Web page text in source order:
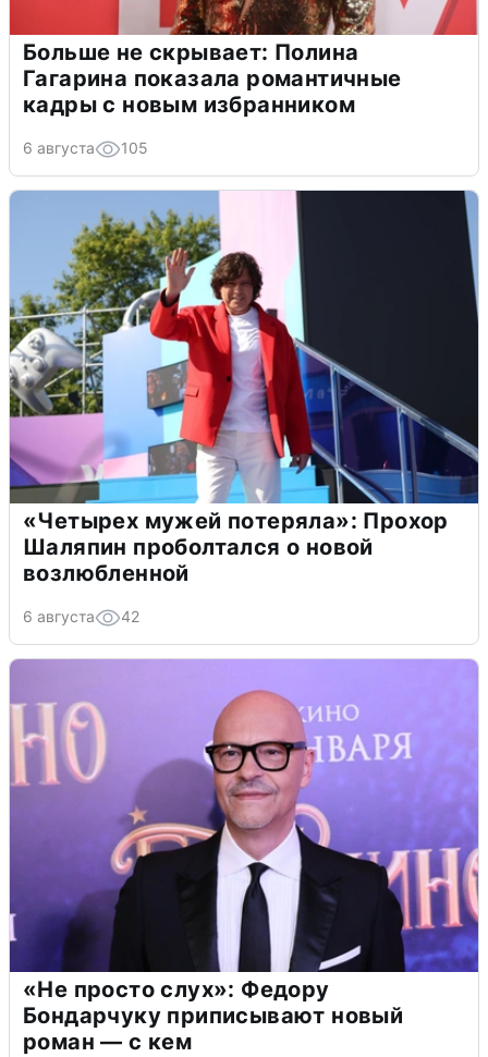
Больше не скрывает: Полина
Гагарина показала романтичные
кадры с новым избранником
6 августа 105
«Четырех мужей потеряла»: Прохор
Шаляпин проболтался о новой
возлюбленной
6 августа 42
«Не просто слух»: Федору
Бондарчуку приписывают новый
роман — с кем